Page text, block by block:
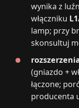
wynika z
włączniku
lamp; przy
skonsultuj
(gniazdo +
łączone;
producenta